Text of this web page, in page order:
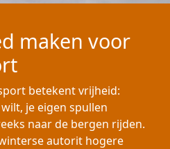
maken voor
betekent vrijheid:
je eigen spullen
naar de bergen rijden.
autorit hogere